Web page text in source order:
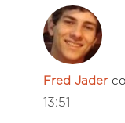
Fred Jader
13:51